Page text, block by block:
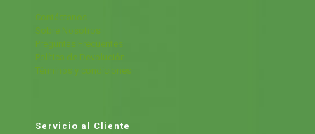
Contáctanos
Sobre Nosotros
Preguntas Frecuentes
Política de Devolución
Términos y condiciones
Servicio al Cliente